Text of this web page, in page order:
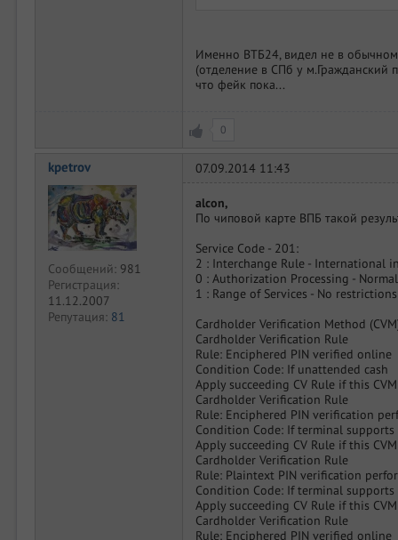
Именно ВТБ24, видел не в
(отделение в СПб у м.Гражданский
что фейк пока...
0
kpetrov
Сообщений: 981
Регистрация:
11.12.2007
Репутация: 81
07.09.2014 11:43
alcon,
По чиповой карте ВПБ такой
Service Code - 201:
2 : Interchange Rule - International
0 : Authorization Processing - Normal
1 : Range of Services - No restrictions
Cardholder Verification Method
Cardholder Verification Rule
Rule: Enciphered PIN verified online
Condition Code: If unattended cash
Apply succeeding CV Rule if this
Cardholder Verification Rule
Rule: Enciphered PIN verification
Condition Code: If terminal supports
Apply succeeding CV Rule if this
Cardholder Verification Rule
Rule: Plaintext PIN verification
Condition Code: If terminal supports
Apply succeeding CV Rule if this
Cardholder Verification Rule
Rule: Enciphered PIN verified online